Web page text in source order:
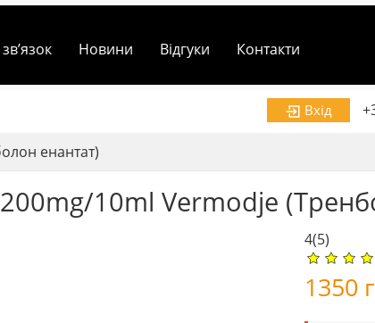
Новини Відгуки Контакти
Вхід
енантат)
200mg/10ml Vermodje
4(5)
1350